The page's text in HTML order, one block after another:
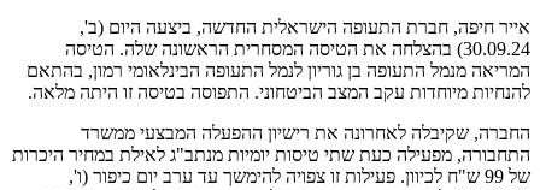
אייר חיפה, חברת התעופה הישראלית החדשה, ביצעה היום (ב',
30.09.24) בהצלחה את הטיסה המסחרית הראשונה שלה. הטיסה
המריאה מנמל התעופה בן גוריון לנמל התעופה הבינלאומי רמון, בהתאם
להנחיות מיוחדות עקב המצב הביטחוני. התפוסה בטיסה זו היתה מלאה.
החברה, שקיבלה לאחרונה את רישיון ההפעלה המבצעי ממשרד
התחבורה, מפעילה כעת שתי טיסות יומיות מנתב"ג לאילת במחיר היכרות
של 99 ש"ח לכיוון. פעילות זו צפויה להימשך עד ערב יום כיפור (ו',